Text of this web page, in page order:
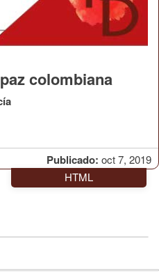
Publicado: oct 7, 2019
colombiana
HTML